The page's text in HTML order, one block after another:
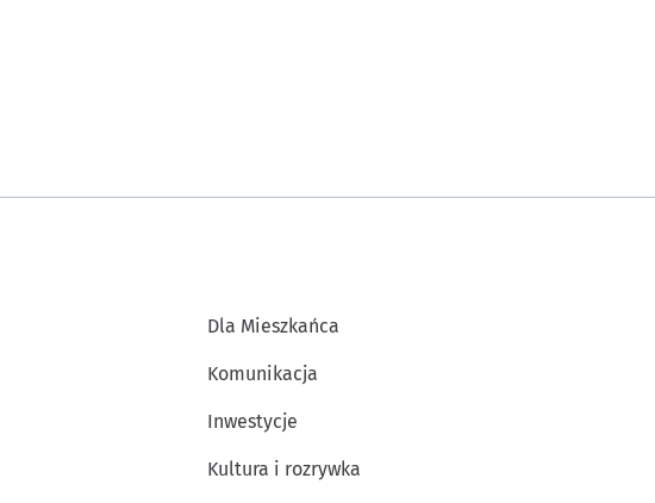
Dla Mieszkańca
Komunikacja
Inwestycje
Kultura i rozrywka